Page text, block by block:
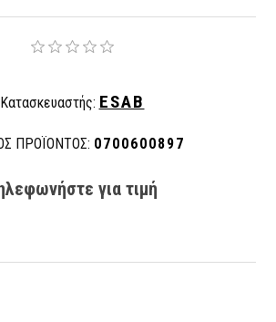
Κατασκευαστής: ESAB
ΠΡΟΪΟΝΤΟΣ: 0700600897
για τιμή